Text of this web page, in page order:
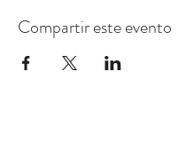
Compartir este evento